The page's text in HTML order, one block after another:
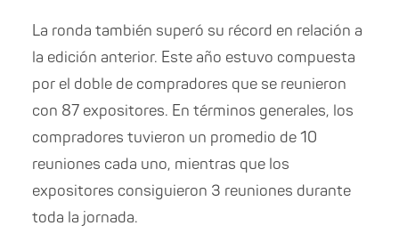
La ronda también superó su récord en relación a
la edición anterior. Este año estuvo compuesta
por el doble de compradores que se reunieron
con 87 expositores. En términos generales, los
compradores tuvieron un promedio de 10
reuniones cada uno, mientras que los
expositores consiguieron 3 reuniones durante
toda la jornada.